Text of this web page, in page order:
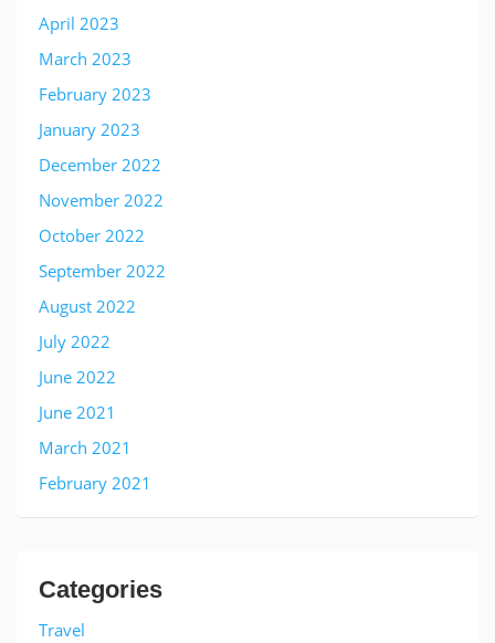
April 2023
March 2023
February 2023
January 2023
December 2022
November 2022
October 2022
September 2022
August 2022
July 2022
June 2022
June 2021
March 2021
February 2021
Categories
Travel